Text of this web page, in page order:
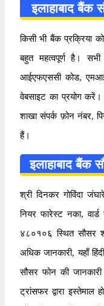
इलाहाबाद
किसी भी बैंक प्रक्रिया
बहुत महत्वपूर्ण है।
आईएफएससी कोड,
वेबसाइट का प्रयोग
शाखा संपर्क फ़ोन नंबर,
हैं।
इलाहाबाद बैंक
श्री दिनकर गोविंदा
नियर फारेस्ट नका,
४८०१०६ स्थित सौसर
अधिक जानकारी, यहाँ
सौसर फोन की
ट्रांसफर द्वारा